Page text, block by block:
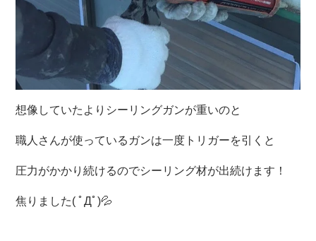
想像していたよりシーリングガンが重いのと
職人さんが使っているガンは一度トリガーを引くと
圧力がかかり続けるのでシーリング材が出続けます！
焦りました( ﾟДﾟ)💦